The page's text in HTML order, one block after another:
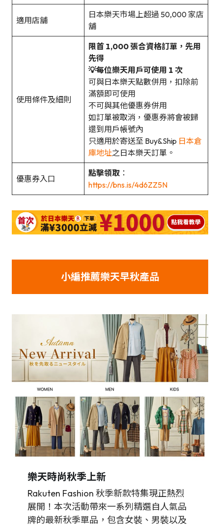
適用店舖
日本樂天市場上超過 50,000 家店
舖
使用條件及細則
限首 1,000 張合資格訂單，先用
先得
💡每位樂天用戶可使用 1 次
可與日本樂天點數併用，扣除前
滿額即可使用
不可與其他優惠券併用
如訂單被取消，優惠券將會被歸
還到用戶帳號內
只適用於寄送至 Buy&Ship 日本倉
庫地址之日本樂天訂單。
優惠券入口
點擊領取 ：
https://bns.is/4d6ZZ5N
小編推薦樂天早秋產品
樂天時尚秋季上新
Rakuten Fashion 秋季新款特集現正熱烈
展開！本次活動帶來一系列精選自人氣品
牌的最新秋季單品，包含女裝、男裝以及